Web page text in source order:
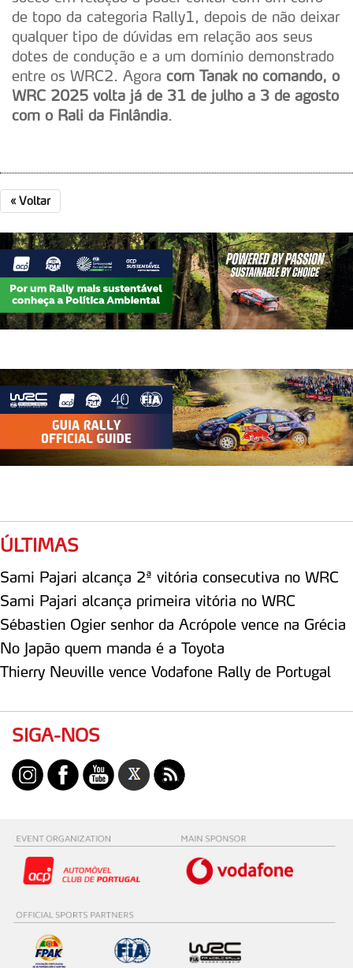
de topo da categoria Rally1, depois de não deixar
qualquer tipo de dúvidas em relação aos seus
dotes de condução e a um domínio demonstrado
entre os WRC2. Agora com Tanak no comando, o
WRC 2025 volta já de 31 de julho a 3 de agosto
com o Rali da Finlândia.
« Voltar
ÚLTIMAS
Sami Pajari alcança 2ª vitória consecutiva no WRC
Sami Pajari alcança primeira vitória no WRC
Sébastien Ogier senhor da Acrópole vence na Grécia
No Japão quem manda é a Toyota
Thierry Neuville vence Vodafone Rally de Portugal
SIGA-NOS